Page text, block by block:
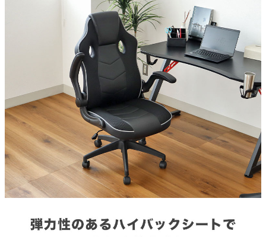
インテリア雑貨
ガーデン
タワー
ウレタン・金属・積層合板
ウレタン・金属・積層合板
ナイロン
キャスター素材
ナイロン
張地の素材
合皮(PU/PVC)・メッシュ生地(ポリエステル)
クッション材
耐荷重（目安)